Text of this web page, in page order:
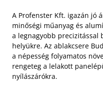
A Profenster Kft. igazán jó
minőségi műanyag és
a legnagyobb precizitással
helyükre. Az ablakcsere
a népesség folyamatos
rengeteg a lelakott
nyílászárókra.